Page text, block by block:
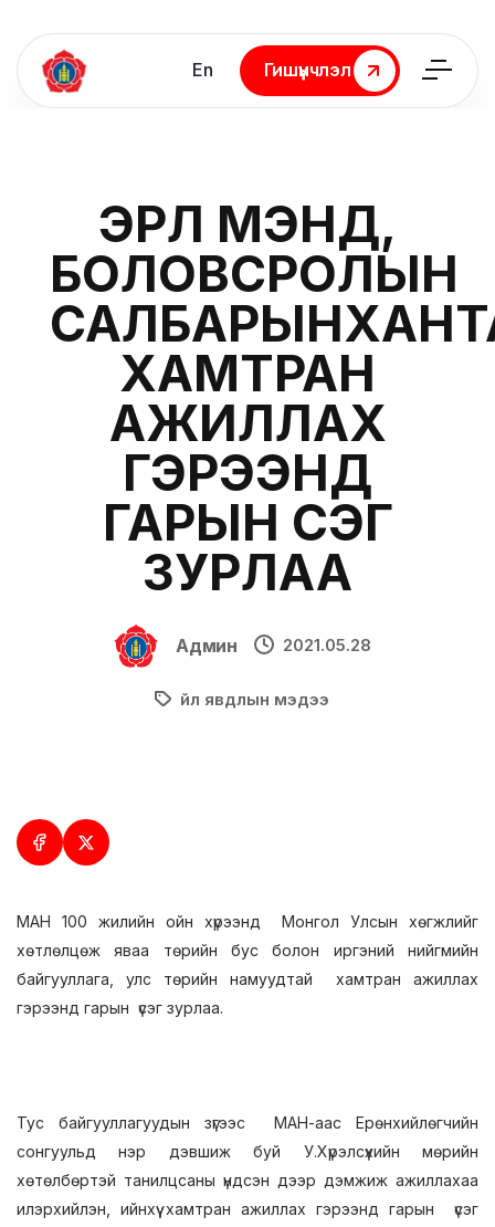
En
Гишүүнчлэл
Гишүүнчлэл
ЭРҮҮЛ МЭНД,
БОЛОВСРОЛЫН
ХАМТРАН
АЖИЛЛАХ
ГЭРЭЭНД
ГАРЫН ҮСЭГ
ЗУРЛАА
Админ 2021.05.28
Үйл явдлын мэдээ
МАН 100 жилийн ойн хүрээнд Монгол Улсын хөгжлийг
хөтлөлцөж яваа төрийн бус болон иргэний нийгмийн
байгууллага, улс төрийн намуудтай хамтран ажиллах
гэрээнд гарын үсэг зурлаа.
Тус байгууллагуудын зүгээс МАН-аас Ерөнхийлөгчийн
сонгуульд нэр дэвшиж буй У.Хүрэлсүхийн мөрийн
хөтөлбөртэй танилцсаны үндсэн дээр дэмжиж ажиллахаа
илэрхийлэн, ийнхүү хамтран ажиллах гэрээнд гарын үсэг